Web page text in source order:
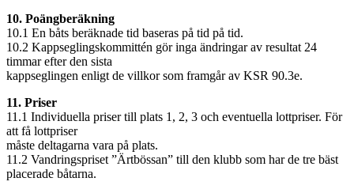
10. Poängberäkning
10.1 En båts beräknade tid baseras på tid på tid.
10.2 Kappseglingskommittén gör inga ändringar av resultat 24
timmar efter den sista
kappseglingen enligt de villkor som framgår av KSR 90.3e.
11. Priser
11.1 Individuella priser till plats 1, 2, 3 och eventuella lottpriser. För
att få lottpriser
måste deltagarna vara på plats.
11.2 Vandringspriset ”Ärtbössan” till den klubb som har de tre bäst
placerade båtarna.